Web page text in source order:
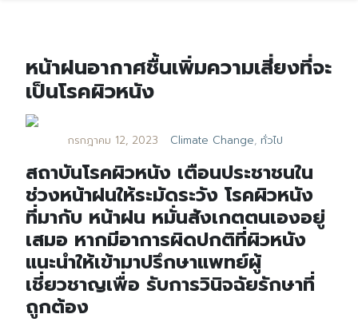
หน้าฝนอากาศชื้นเพิ่มความเสี่ยงที่จะ
เป็นโรคผิวหนัง
กรกฎาคม 12, 2023 Climate Change, ทั่วไป
สถาบันโรคผิวหนัง เตือนประชาชนใน
ช่วงหน้าฝนให้ระมัดระวัง โรคผิวหนัง
ที่มากับ หน้าฝน หมั่นสังเกตตนเองอยู่
เสมอ หากมีอาการผิดปกติที่ผิวหนัง
แนะนำให้เข้ามาปรึกษาแพทย์ผู้
เชี่ยวชาญเพื่อ รับการวินิจฉัยรักษาที่
ถูกต้อง